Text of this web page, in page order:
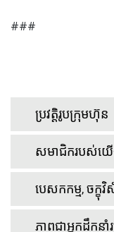
###
ប្រវត្តិរូបក្រុមហ៊ុន
សមាជិករបស់យ
បេសកកម្ម, ចក្ខុវិ
ភាពជាអ្នកដឹកន